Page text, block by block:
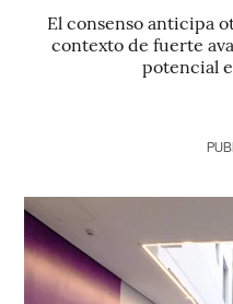
El consenso anticipa
contexto de fuerte
potencial